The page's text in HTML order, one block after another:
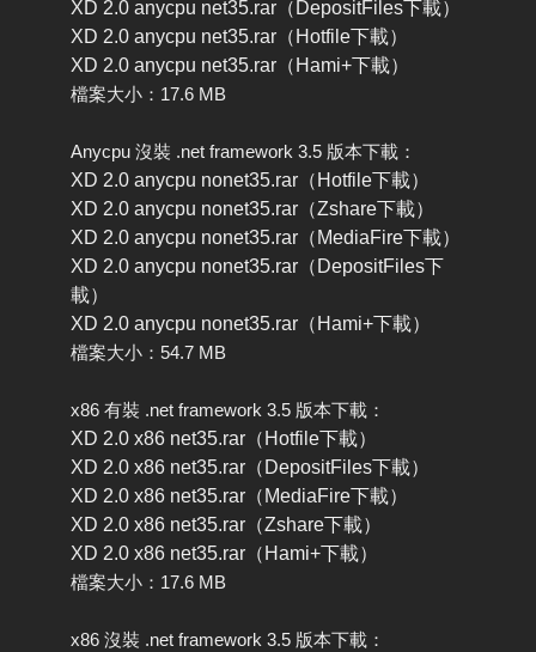
XD 2.0 anycpu net35.rar（DepositFiles下載）
XD 2.0 anycpu net35.rar（Hotfile下載）
XD 2.0 anycpu net35.rar（Hami+下載）
檔案大小：17.6 MB
Anycpu 沒裝 .net framework 3.5 版本下載：
XD 2.0 anycpu nonet35.rar（Hotfile下載）
XD 2.0 anycpu nonet35.rar（Zshare下載）
XD 2.0 anycpu nonet35.rar（MediaFire下載）
XD 2.0 anycpu nonet35.rar（DepositFiles下
載）
XD 2.0 anycpu nonet35.rar（Hami+下載）
檔案大小：54.7 MB
x86 有裝 .net framework 3.5 版本下載：
XD 2.0 x86 net35.rar（Hotfile下載）
XD 2.0 x86 net35.rar（DepositFiles下載）
XD 2.0 x86 net35.rar（MediaFire下載）
XD 2.0 x86 net35.rar（Zshare下載）
XD 2.0 x86 net35.rar（Hami+下載）
檔案大小：17.6 MB
x86 沒裝 .net framework 3.5 版本下載：